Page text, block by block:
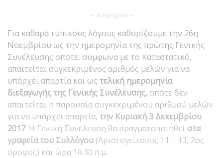
-- Διαφήμιση --
Για καθαρά τυπικούς λόγους καθορίζουμε την 26η
Νοεμβρίου ως την ημερομηνία της πρώτης Γενικής
Συνέλευσης οπότε, σύμφωνα με το Καταστατικό,
απαιτείται συγκεκριμένος αριθμός μελών για να
υπάρχει απαρτία και ως τελική ημερομηνία
διεξαγωγής της Γενικής Συνέλευσης, οπότε δεν
απαιτείται η παρουσία συγκεκριμένου αριθμού μελών
για να υπάρχει απαρτία, την Κυριακή 3 Δεκεμβρίου
2017. Η Γενική Συνέλευση θα πραγματοποιηθεί στα
γραφεία του Συλλόγου (Αριστογείτονος 11 – 13, 2ος
όροφος) και ώρα 10.30 π.μ.